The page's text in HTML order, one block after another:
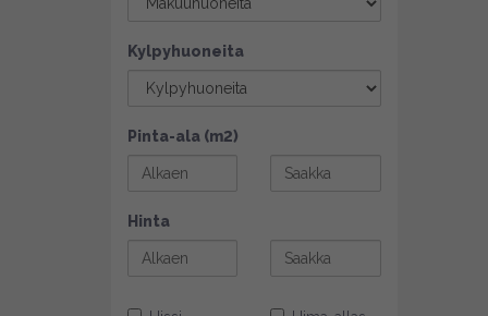
Kylpyhuoneita
Pinta-ala (m2)
Hinta